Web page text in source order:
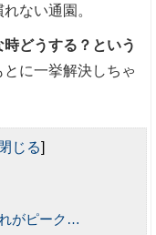
ない通園。
どうする？という
に一挙解決しちゃ
じる]
がピーク…